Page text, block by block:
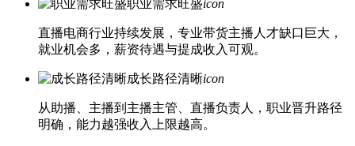
职业需求旺盛icon
直播电商行业持续发展，专业带货主播人才缺口巨大，
就业机会多，薪资待遇与提成收入可观。
成长路径清晰icon
从助播、主播到主播主管、直播负责人，职业晋升路径
明确，能力越强收入上限越高。